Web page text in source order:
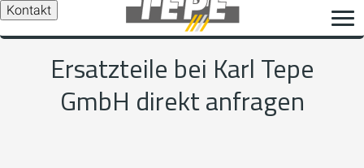
Kontakt
Ersatzteile bei Karl Tepe
GmbH direkt anfragen